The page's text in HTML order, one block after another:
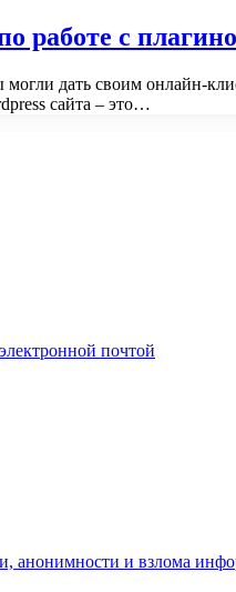
работе с
дать своим онлайн-
сайта – это…
почтой
анонимности и взлома